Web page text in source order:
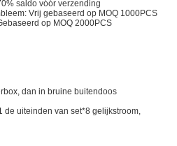
saldo vóór verzending
Vrij gebaseerd op MOQ 1000PCS
op MOQ 2000PCS
dan in bruine buitendoos
de uiteinden van set*8 gelijkstroom,